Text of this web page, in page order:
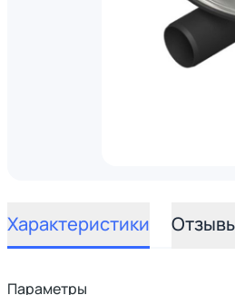
Характеристики
Параметры